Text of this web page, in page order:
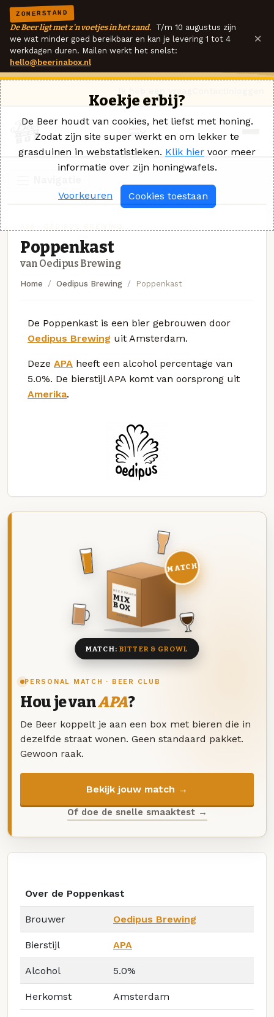
ZOMERSTAND
De Beer ligt met z'n voetjes in het zand. T/m 10 augustus zijn
we wat minder goed bereikbaar en kan je levering 1 tot 4
werkdagen duren. Mailen werkt het snelst:
hello@beerinabox.nl
×
Poppenkast
van Oedipus Brewing
Home Oedipus Brewing Poppenkast
De Poppenkast is een bier gebrouwen door
Oedipus Brewing uit Amsterdam.
Deze APA heeft een alcohol percentage van
5.0%. De bierstijl APA komt van oorsprong uit
Amerika.
PERSONAL MATCH · BEER CLUB
Hou je vanAPA?
De Beer koppelt je aan een box met bieren die in
dezelfde straat wonen. Geen standaard pakket.
Gewoon raak.
Bekijk jouw match →
Of doe de snelle smaaktest →
DEZE MAAND
MIX
BOX
8 BIEREN
MATCH
MATCH: BITTER & GROWL
Over de Poppenkast
Brouwer Oedipus Brewing
Bierstijl APA
Alcohol 5.0%
Herkomst Amsterdam
Koekje erbij?
De Beer houdt van cookies, het liefst met honing.
Zodat zijn site super werkt en om lekker te
grasduinen in webstatistieken. Klik hier voor meer
informatie over zijn honingwafels.
Voorkeuren Cookies toestaan